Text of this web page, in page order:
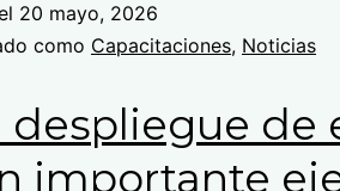
20 mayo, 2026
como Capacitaciones, Noticias
despliegue de
importante